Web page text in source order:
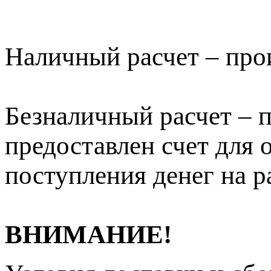
Наличный расчет –
Безналичный расчет –
предоставлен счет для
поступления денег на
ВНИМАНИЕ!